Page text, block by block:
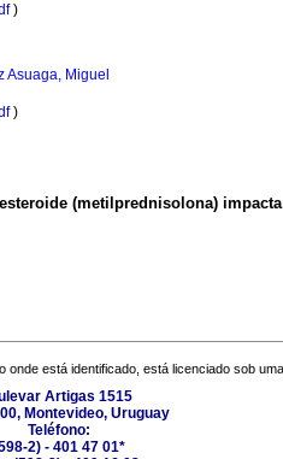
)
Asuaga, Miguel
)
(metilprednisolona)
onde está identificado, está licenciado sob uma
Artigas 1515
Montevideo, Uruguay
Teléfono:
2) - 401 47 01*